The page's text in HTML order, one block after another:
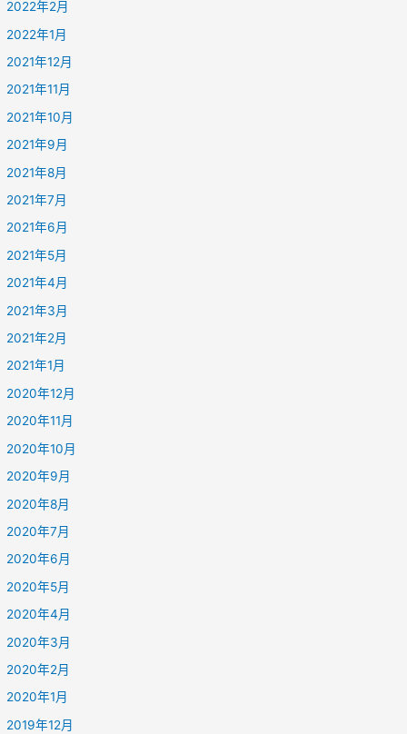
2022年2月
2022年1月
2021年12月
2021年11月
2021年10月
2021年9月
2021年8月
2021年7月
2021年6月
2021年5月
2021年4月
2021年3月
2021年2月
2021年1月
2020年12月
2020年11月
2020年10月
2020年9月
2020年8月
2020年7月
2020年6月
2020年5月
2020年4月
2020年3月
2020年2月
2020年1月
2019年12月